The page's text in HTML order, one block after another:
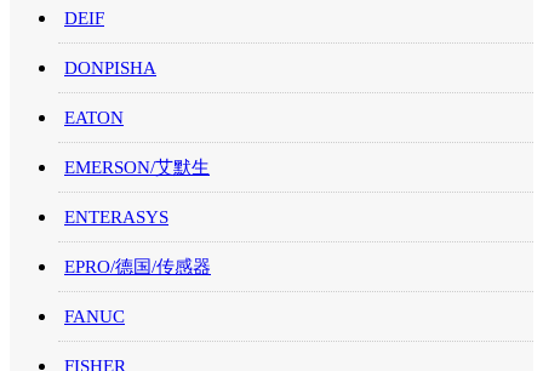
DEIF
DONPISHA
EATON
EMERSON/艾默生
ENTERASYS
EPRO/德国/传感器
FANUC
FISHER